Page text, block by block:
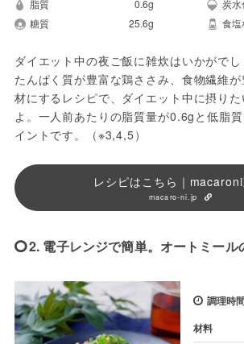
脂質 0.6g 炭水
糖質
25.6g 食塩
ダイエット中の夜ご飯に雑炊はいかがで
たんぱく質が豊富な鶏ささみ、食物繊維
材にするレシピで、ダイエット中に摂り
よ。一人前あたりの脂質量が0.6gと低脂
イントです。（※3,4,5）
レシピはこちら｜
macaro-ni.jp
2. 電子レンジで簡単。オートミール
調理時
材料